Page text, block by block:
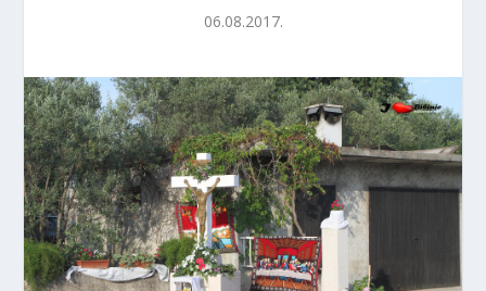
06.08.2017.